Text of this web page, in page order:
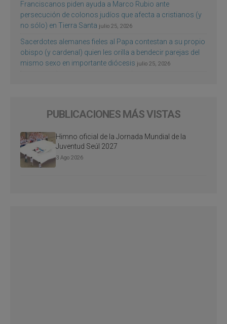
Franciscanos piden ayuda a Marco Rubio ante
persecución de colonos judíos que afecta a cristianos (y
no sólo) en Tierra Santa julio 25, 2026
Sacerdotes alemanes fieles al Papa contestan a su propio
obispo (y cardenal) quien les orilla a bendecir parejas del
mismo sexo en importante diócesis julio 25, 2026
PUBLICACIONES MÁS VISTAS
Himno oficial de la Jornada Mundial de la
Juventud Seúl 2027
3 Ago 2026